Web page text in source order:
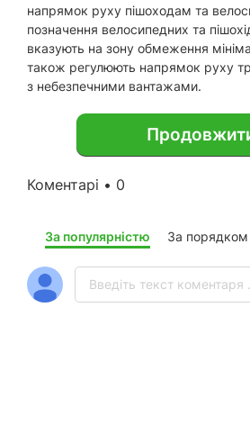
напрямок руху пішоходам та
позначення велосипедних та
вказують на зону обмеження
також регулюють напрямок руху
з небезпечними вантажами.
Коментарі • 0
За популярністю За порядком